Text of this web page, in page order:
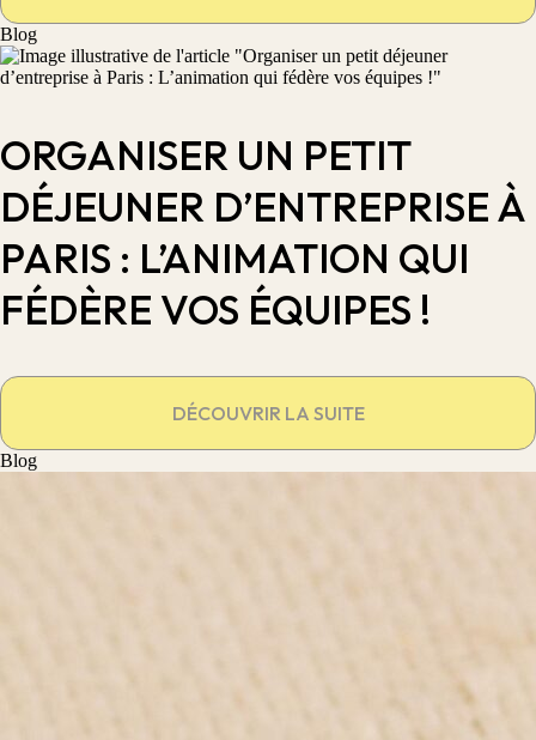
Blog
ORGANISER UN PETIT
DÉJEUNER D’ENTREPRISE À
PARIS : L’ANIMATION QUI
FÉDÈRE VOS ÉQUIPES !
DÉCOUVRIR LA SUITE
Blog